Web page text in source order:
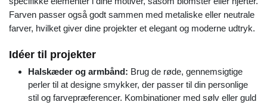
Farven passer også godt sammen med metaliske eller neutrale
farver, hvilket giver dine projekter et elegant og moderne udtryk.
Idéer til projekter
Halskæder og armbånd: Brug de røde, gennemsigtige
perler til at designe smykker, der passer til din personlige
stil og farvepræferencer. Kombinationer med sølv eller guld